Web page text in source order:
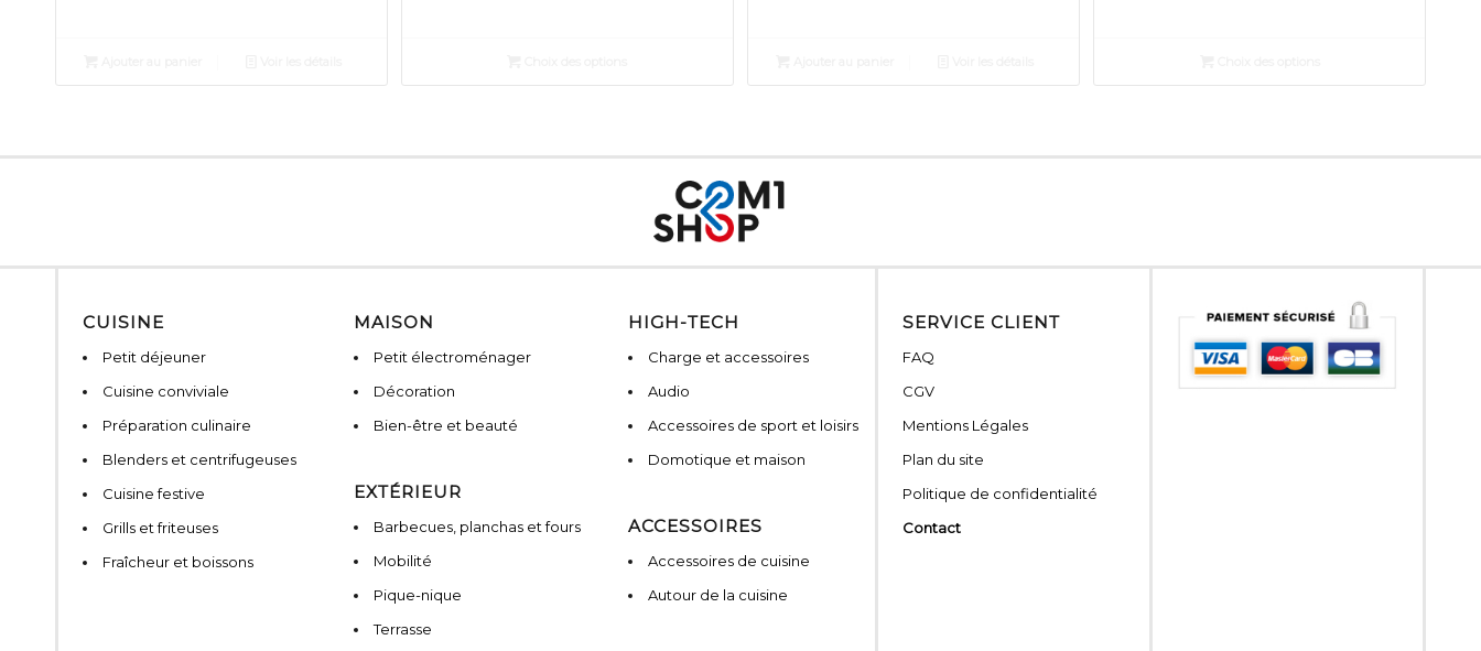
CUISINE
Petit déjeuner
Cuisine conviviale
Préparation culinaire
Blenders et centrifugeuses
Cuisine festive
Grills et friteuses
Fraîcheur et boissons
MAISON
Petit électroménager
Décoration
Bien-être et beauté
EXTÉRIEUR
Barbecues, planchas et fours
Mobilité
Pique-nique
Terrasse
HIGH-TECH
Charge et accessoires
Audio
Accessoires de sport et loisirs
Domotique et maison
ACCESSOIRES
Accessoires de cuisine
Autour de la cuisine
SERVICE CLIENT
FAQ
CGV
Mentions Légales
Plan du site
Politique de confidentialité
Contact